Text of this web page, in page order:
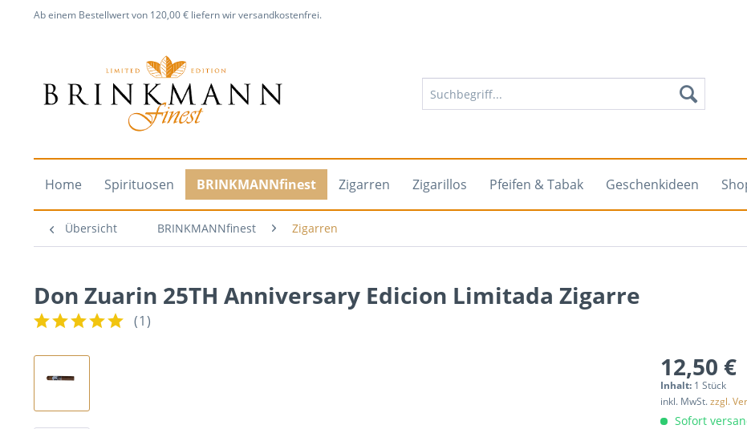
Ab einem Bestellwert von 120,00 € liefern wir versandkostenfrei.
Home Spirituosen BRINKMANNfinest Zigarren Zigarillos Pfeifen & Tabak Geschenkideen
Übersicht BRINKMANNfinest Zigarren
Don Zuarin 25TH Anniversary Edicion Limitada Zigarre
(1)
12,50 €
Inhalt: 1 Stück
inkl. MwSt.zzgl.
Sofort